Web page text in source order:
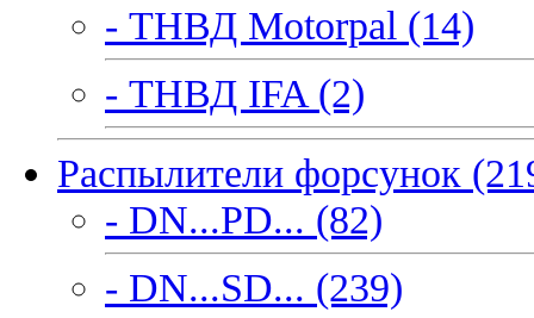
- ТНВД Motorpal (14)
- ТНВД IFA (2)
Распылители форсунок
- DN...PD... (82)
- DN...SD... (239)